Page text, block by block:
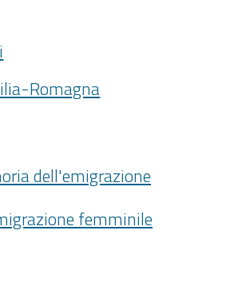
Romagna
dell'emigrazione
femminile